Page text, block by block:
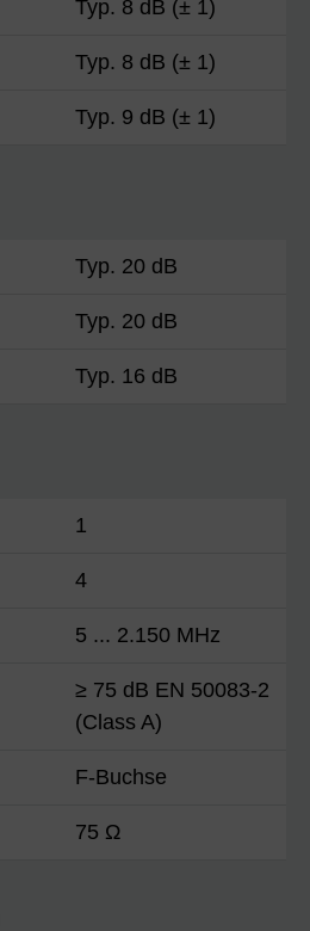
Typ. 8 dB (± 1)
Typ. 8 dB (± 1)
Typ. 9 dB (± 1)
Typ. 20 dB
Typ. 20 dB
Typ. 16 dB
1
4
5 ... 2.150 MHz
≥ 75 dB EN 50083-2
(Class A)
F-Buchse
75 Ω